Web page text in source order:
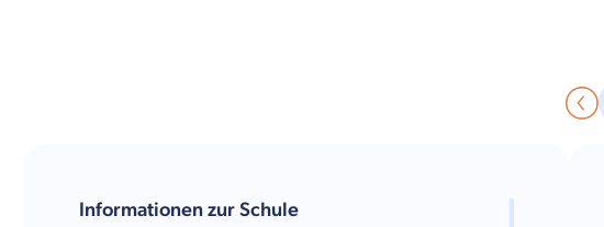
Informationen zur Schule